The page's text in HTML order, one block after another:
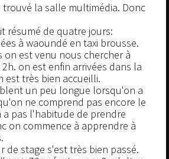
trouvé la salle multimédia. Donc
résumé de quatre jours:
à waoundé en taxi brousse.
on est venu nous chercher à
on est enfin arrivées dans la
est très bien accueilli.
un peu longue lorsqu'on a
ne comprend pas encore le
pas l'habitude de prendre
on commence à apprendre à
de stage s'est très bien passé.